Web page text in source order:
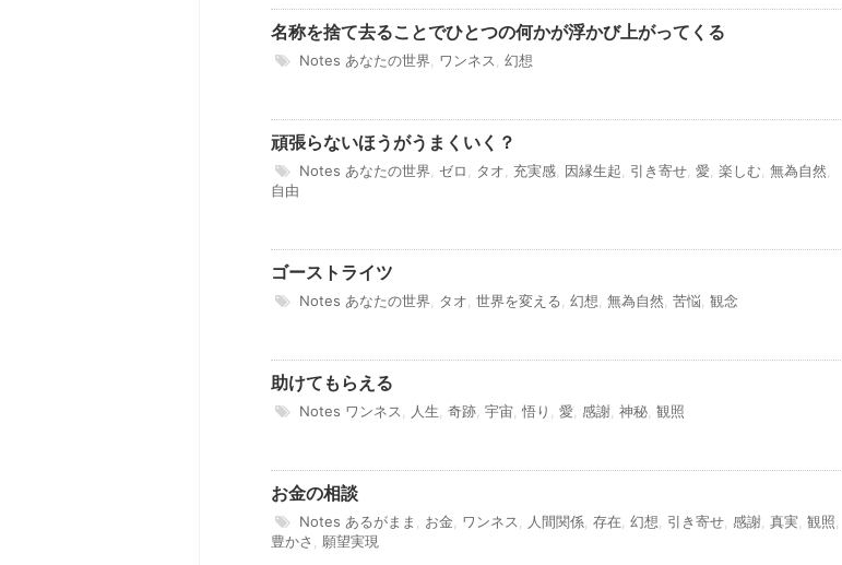
名称を捨て去ることでひとつの何かが浮かび上がってくる
Notes あなたの世界 ワンネス 幻想
頑張らないほうがうまくいく？
Notes あなたの世界 ゼロ タオ 充実感 因縁生起 引き寄せ 愛 楽しむ 無為自然
自由
ゴーストライツ
Notes あなたの世界 タオ 世界を変える 幻想 無為自然 苦悩 観念
助けてもらえる
Notes ワンネス 人生 奇跡 宇宙 悟り 愛 感謝 神秘 観照
お金の相談
Notes あるがまま お金 ワンネス 人間関係 存在 幻想 引き寄せ 感謝 真実 観照
豊かさ
願望実現